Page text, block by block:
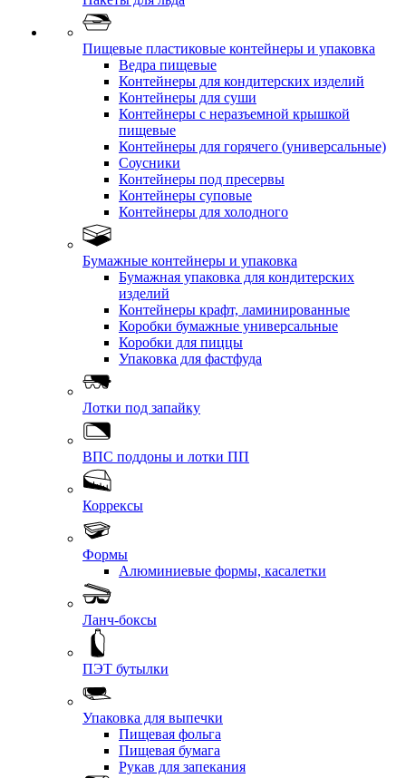
Пищевые пластиковые контейнеры и упаковка
Ведра пищевые
Контейнеры для кондитерских изделий
Контейнеры для суши
Контейнеры с неразъемной крышкой
пищевые
Контейнеры для горячего (универсальные)
Соусники
Контейнеры под пресервы
Контейнеры суповые
Контейнеры для холодного
Бумажные контейнеры и упаковка
Бумажная упаковка для кондитерских
изделий
Контейнеры крафт, ламинированные
Коробки бумажные универсальные
Коробки для пиццы
Упаковка для фастфуда
Лотки под запайку
ВПС поддоны и лотки ПП
Коррексы
Формы
Алюминиевые формы, касалетки
Ланч-боксы
ПЭТ бутылки
Упаковка для выпечки
Пищевая фольга
Пищевая бумага
Рукав для запекания